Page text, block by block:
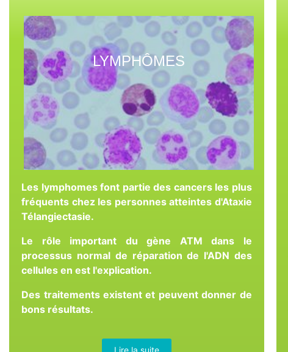
LYMPHÔMES
Les lymphomes font partie des cancers les plus
fréquents chez les personnes atteintes d'Ataxie
Télangiectasie.
Le rôle important du gène ATM dans le
processus normal de réparation de l'ADN des
cellules en est l'explication.
Des traitements existent et peuvent donner de
bons résultats.
Lire la suite